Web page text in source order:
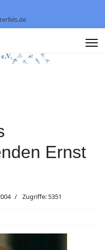
Ernst
Zugriffe: 5351